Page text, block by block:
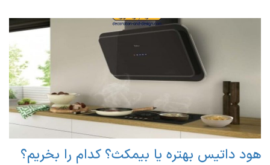
هود داتیس بهتره یا بیمکث؟ کدام را بخریم؟